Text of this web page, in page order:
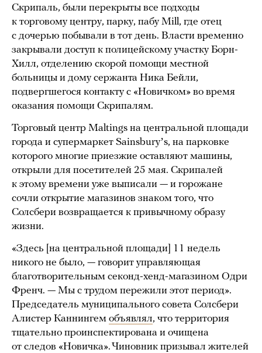
Скрипаль, были перекрыты все подходы
к торговому центру, парку, пабу Mill, где отец
с дочерью побывали в тот день. Власти временно
закрывали доступ к полицейскому участку Борн-
Хилл, отделению скорой помощи местной
больницы и дому сержанта Ника Бейли,
подвергшегося контакту с «Новичком» во время
оказания помощи Скрипалям.
Торговый центр Maltings на центральной площади
города и супермаркет Sainsburyʼs, на парковке
которого многие приезжие оставляют машины,
открыли для посетителей 25 мая. Скрипалей
к этому времени уже выписали — и горожане
сочли открытие магазинов знаком того, что
Солсбери возвращается к привычному образу
жизни.
«Здесь [на центральной площади] 11 недель
никого не было, — говорит управляющая
благотворительным секонд-хенд-магазином Одри
Френч. — Мы с трудом пережили этот период».
Председатель муниципального совета Солсбери
Алистер Каннингем объявлял, что территория
тщательно проинспектирована и очищена
от следов «Новичка». Чиновник призывал жителей